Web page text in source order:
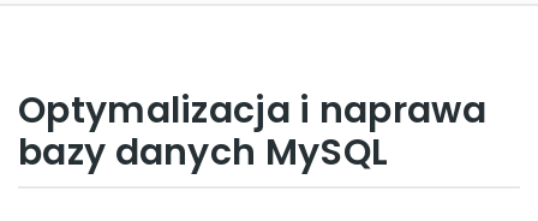
Optymalizacja i naprawa
bazy danych MySQL